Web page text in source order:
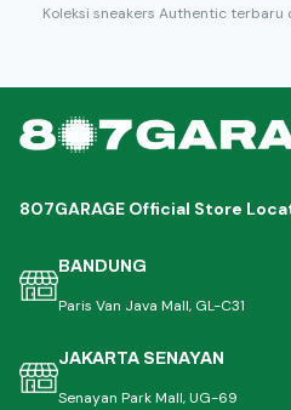
Koleksi sneakers Authentic
807GARAGE Official Store
BANDUNG
Paris Van Java Mall, GL-C31
JAKARTA SENAYAN
Senayan Park Mall, UG-69